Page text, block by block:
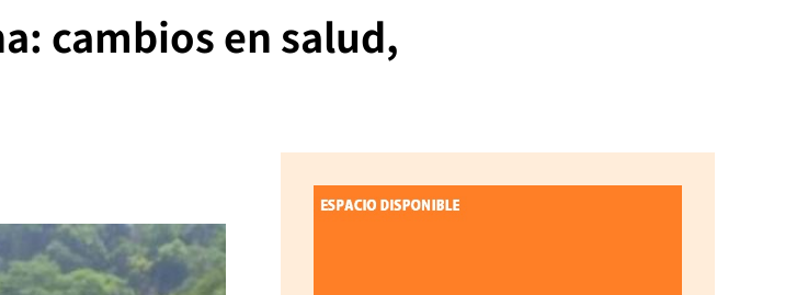
cambios en salud,